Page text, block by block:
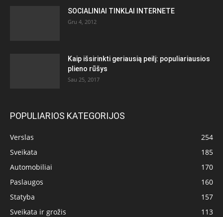
SOCIALINIAI TINKLAI INTERNETE
Gru 4, 2012
Kaip išsirinkti geriausią peilį: populiariausios
plieno rūšys
Sau 25, 2017
POPULIARIOS KATEGORIJOS
Verslas
254
Sveikata
185
Automobiliai
170
Paslaugos
160
Statyba
157
Sveikata ir grožis
113